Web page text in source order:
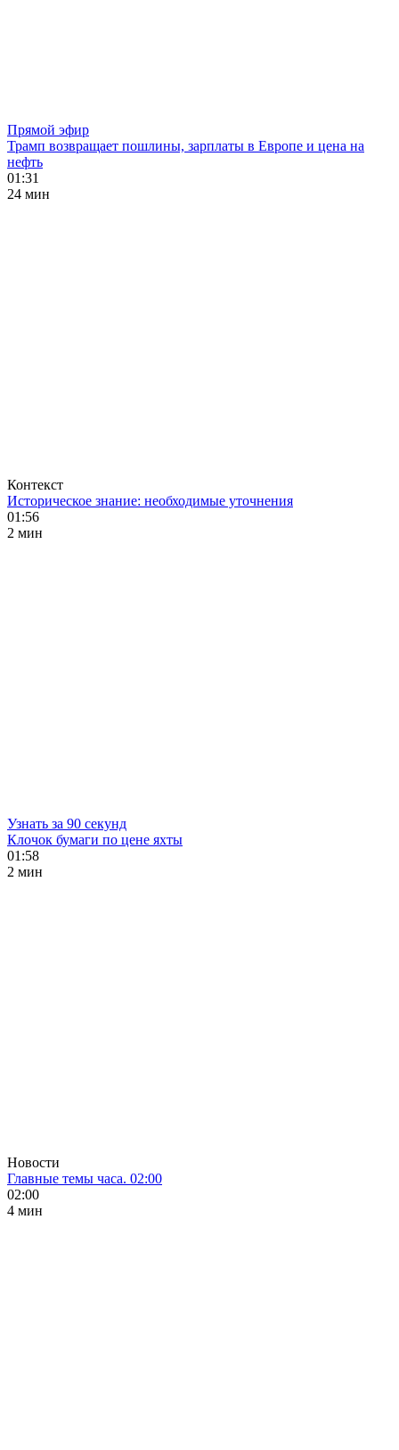
Прямой эфир
Трамп возвращает пошлины, зарплаты в Европе и цена на
нефть
01:31
24 мин
Контекст
Историческое знание: необходимые уточнения
01:56
2 мин
Узнать за 90 секунд
Клочок бумаги по цене яхты
01:58
2 мин
Новости
Главные темы часа. 02:00
02:00
4 мин